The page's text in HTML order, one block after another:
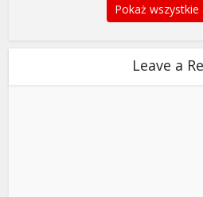
Pokaż wszystkie
Leave a